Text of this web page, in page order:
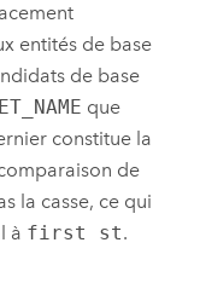
entités de base
de base
que
constitue la
de
la casse, ce qui
à first st.